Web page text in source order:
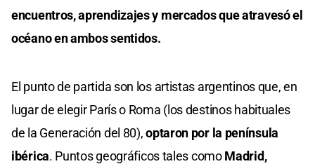
encuentros, aprendizajes y mercados que atravesó el
océano en ambos sentidos.
El punto de partida son los artistas argentinos que, en
lugar de elegir París o Roma (los destinos habituales
de la Generación del 80),optaron por la península
ibérica. Puntos geográficos tales comoMadrid,